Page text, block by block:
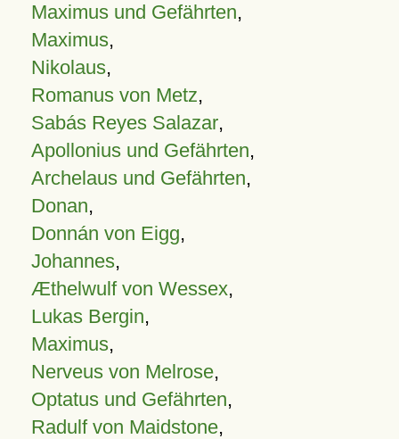
Maximus und Gefährten,
Maximus,
Nikolaus,
Romanus von Metz,
Sabás Reyes Salazar,
Apollonius und Gefährten,
Archelaus und Gefährten,
Donan,
Donnán von Eigg,
Johannes,
Æthelwulf von Wessex,
Lukas Bergin,
Maximus,
Nerveus von Melrose,
Optatus und Gefährten,
Radulf von Maidstone,